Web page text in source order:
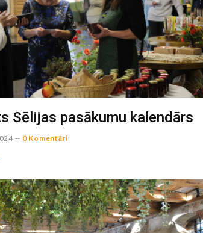
Sēlijas pasākumu kalendārs
-- 0 Komentāri